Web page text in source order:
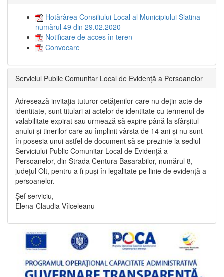
Hotărârea Consiliului Local al Municipiului Slatina
numărul 49 din 29.02.2020
Notificare de acces în teren
Convocare
Serviciul Public Comunitar Local de Evidență a Persoanelor
Adresează invitația tuturor cetățenilor care nu dețin acte de
identitate, sunt titulari ai actelor de identitate cu termenul de
valabilitate expirat sau urmează să expire până la sfârșitul
anului și tinerilor care au împlinit vârsta de 14 ani și nu sunt
în posesia unui astfel de document să se prezinte la sediul
Serviciului Public Comunitar Local de Evidență a
Persoanelor, din Strada Centura Basarabilor, numărul 8,
județul Olt, pentru a fi puși în legalitate pe linie de evidență a
persoanelor.
Șef serviciu,
Elena-Claudia Vîlceleanu